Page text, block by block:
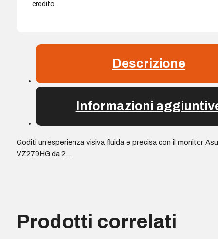
credito.
Descrizione
Informazioni
Goditi un’esperienza visiva fluida e precisa con il monitor
VZ279HG da 2…
Prodotti correlati